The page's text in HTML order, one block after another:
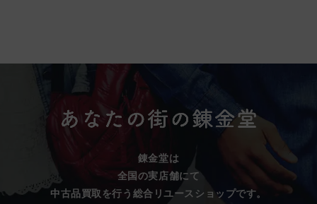
錬金堂は
全国の実店舗にて
中古品買取を行う総合リユースショップです。